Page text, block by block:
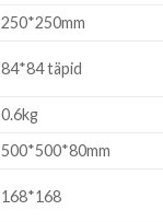
250*250mm
84*84 täpid
0.6kg
500*500*80mm
168*168